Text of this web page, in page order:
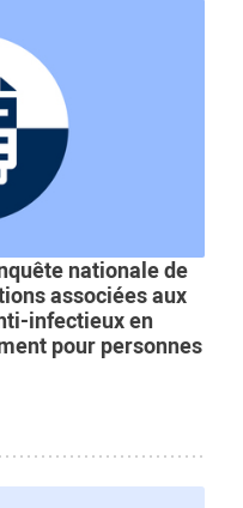
nationale de
associées aux
infectieux en
pour personnes